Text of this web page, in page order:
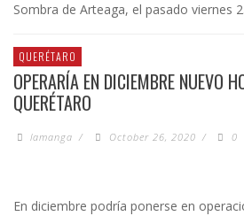
Sombra de Arteaga, el pasado viernes
QUERÉTARO
OPERARÍA EN DICIEMBRE NUEVO
QUERÉTARO
lamanga / October 26, 2020 / 0
En diciembre podría ponerse en